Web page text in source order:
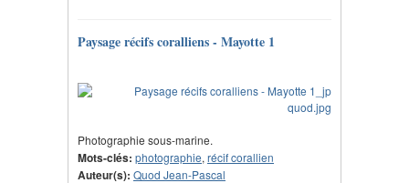
Paysage récifs coralliens - Mayotte 1
Photographie sous-marine.
Mots-clés: photographie, récif corallien
Auteur(s): Quod Jean-Pascal